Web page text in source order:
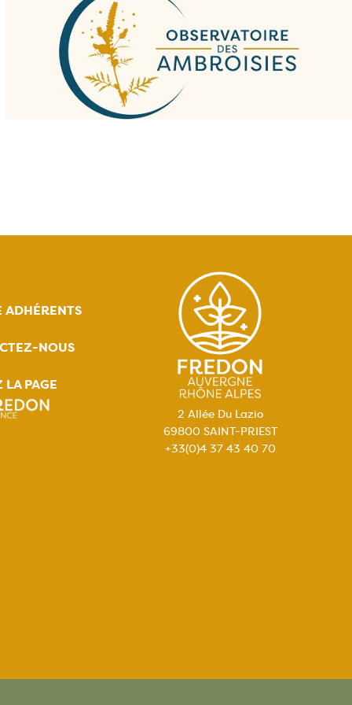
ADHÉRENTS
NOUS
LA PAGE
2 Allée Du Lazio
69800 SAINT-PRIEST
+33(0)4 37 43 40 70